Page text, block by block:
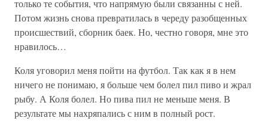
только те события, что напрямую были связанны с ней.
Потом жизнь снова превратилась в череду разобщенных
происшествий, сборник баек. Но, честно говоря, мне это
нравилось…
Коля уговорил меня пойти на футбол. Так как я в нем
ничего не понимаю, я больше чем болел пил пиво и жрал
рыбу. А Коля болел. Но пива пил не меньше меня. В
результате мы нахряпались с ним в полный рост.